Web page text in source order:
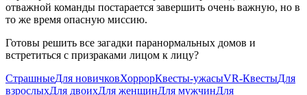
отважной команды постарается завершить очень важную, но в
то же время опасную миссию.
Готовы решить все загадки паранормальных домов и
встретиться с призраками лицом к лицу?
СтрашныеДля новичковХоррорКвесты-ужасыVR-КвестыДля
взрослыхДля двоихДля женщинДля мужчинДля